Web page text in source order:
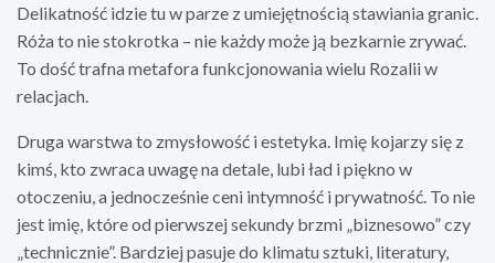
Delikatność idzie tu w parze z umiejętnością stawiania granic.
Róża to nie stokrotka – nie każdy może ją bezkarnie zrywać.
To dość trafna metafora funkcjonowania wielu Rozalii w
relacjach.
Druga warstwa to zmysłowość i estetyka. Imię kojarzy się z
kimś, kto zwraca uwagę na detale, lubi ład i piękno w
otoczeniu, a jednocześnie ceni intymność i prywatność. To nie
jest imię, które od pierwszej sekundy brzmi „biznesowo” czy
„technicznie”. Bardziej pasuje do klimatu sztuki, literatury,